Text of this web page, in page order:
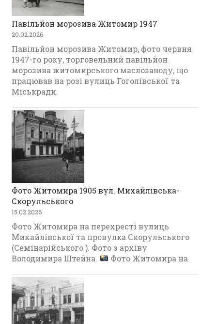
Павільйон морозива Житомир 1947
20.02.2026
Павільйон морозива Житомир, фото червня
1947-го року, торговельний павільйон
морозива житомирського маслозаводу, що
працював на розі вулиць Гоголівської та
Міськради.
Фото Житомира 1905 вул. Михайлівська-
Скорульського
15.02.2026
Фото Житомира на перехресті вулиць
Михайлівської та провулка Скорульського
(Семінарійського ). Фото з архіву
Володимира Штейна.
Фото Житомира на